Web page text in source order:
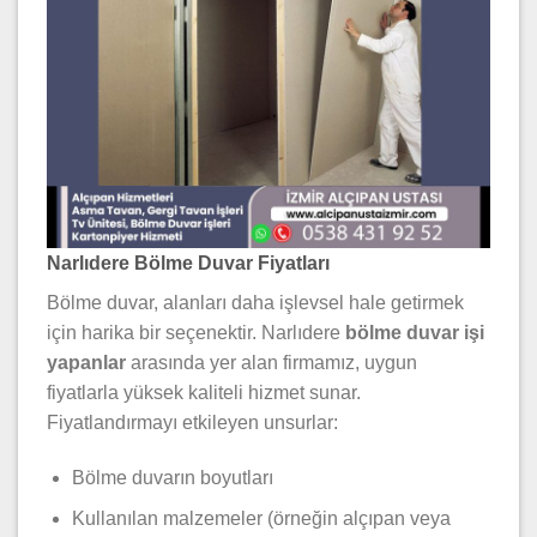
Narlıdere Bölme Duvar Fiyatları
Bölme duvar, alanları daha işlevsel hale getirmek
için harika bir seçenektir. Narlıdere bölme duvar işi
yapanlar arasında yer alan firmamız, uygun
fiyatlarla yüksek kaliteli hizmet sunar.
Fiyatlandırmayı etkileyen unsurlar:
Bölme duvarın boyutları
Kullanılan malzemeler (örneğin alçıpan veya